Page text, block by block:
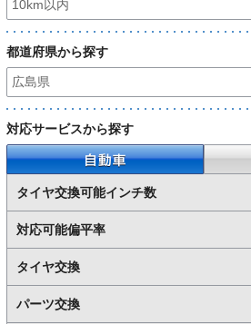
都道府県から探す
対応サービスから探す
自動車
タイヤ交換可能インチ数
対応可能偏平率
タイヤ交換
パーツ交換